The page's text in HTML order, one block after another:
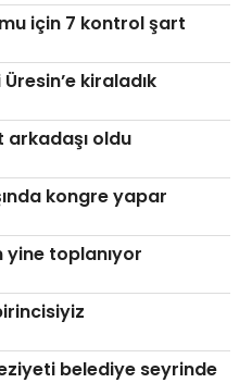
için 7 kontrol şart
kiraladık
arkadaşı oldu
kongre yapar
toplanıyor
belediye seyrinde